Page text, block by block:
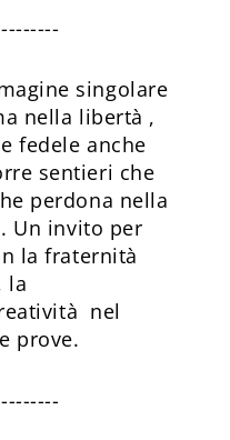
singolare
nella libertà ,
fedele anche
sentieri che
perdona nella
Un invito per
la fraternità
la
nel
prove.